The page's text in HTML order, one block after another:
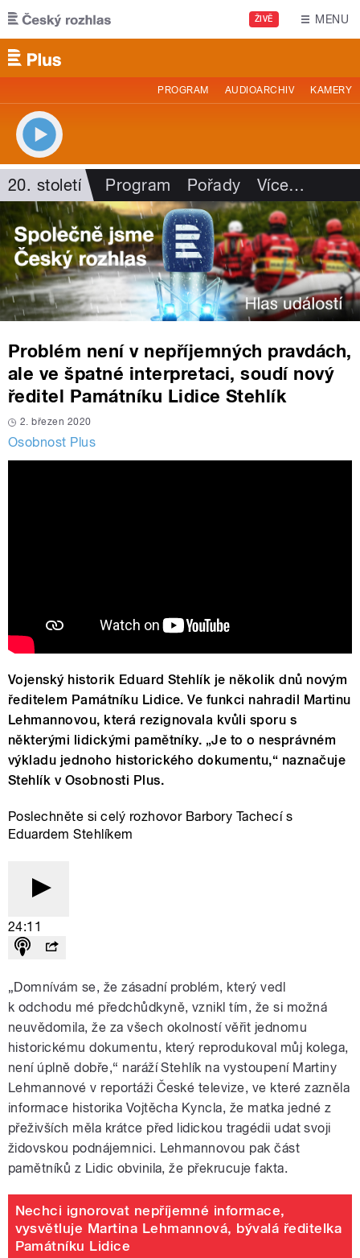
Přejít k hlavnímu obsahu
ŽIVĚ MENU
PROGRAM AUDIOARCHIV KAMERY
20. století Program Pořady Více…
Problém není v nepříjemných pravdách,
ale ve špatné interpretaci, soudí nový
ředitel Památníku Lidice Stehlík
2. březen 2020
Osobnost Plus
Vojenský historik Eduard Stehlík je několik dnů novým
ředitelem Památníku Lidice. Ve funkci nahradil Martinu
Lehmannovou, která rezignovala kvůli sporu s
některými lidickými pamětníky. „Je to o nesprávném
výkladu jednoho historického dokumentu,“ naznačuje
Stehlík v Osobnosti Plus.
Poslechněte si celý rozhovor Barbory Tachecí s
Eduardem Stehlíkem
24:11
„Domnívám se, že zásadní problém, který vedl
k odchodu mé předchůdkyně, vznikl tím, že si možná
neuvědomila, že za všech okolností věřit jednomu
historickému dokumentu, který reprodukoval můj kolega,
není úplně dobře,“ naráží Stehlík na vystoupení Martiny
Lehmannové v reportáži České televize, ve které zazněla
informace historika Vojtěcha Kyncla, že matka jedné z
přeživších měla krátce před lidickou tragédii udat svoji
židovskou podnájemnici. Lehmannovou pak část
pamětníků z Lidic obvinila, že překrucuje fakta.
Nechci ignorovat nepříjemné informace,
vysvětluje Martina Lehmannová, bývalá ředitelka
Památníku Lidice